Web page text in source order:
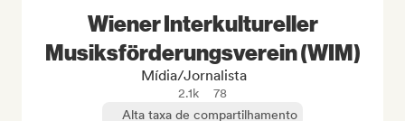
Wiener Interkultureller
Musiksförderungsverein (WIM)
Mídia/Jornalista
2.1k
78
Alta taxa de compartilhamento